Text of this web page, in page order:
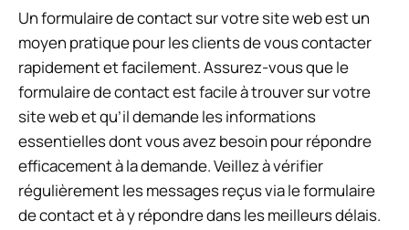
Un formulaire de contact sur votre site web est un
moyen pratique pour les clients de vous contacter
rapidement et facilement. Assurez-vous que le
formulaire de contact est facile à trouver sur votre
site web et qu’il demande les informations
essentielles dont vous avez besoin pour répondre
efficacement à la demande. Veillez à vérifier
régulièrement les messages reçus via le formulaire
de contact et à y répondre dans les meilleurs délais.